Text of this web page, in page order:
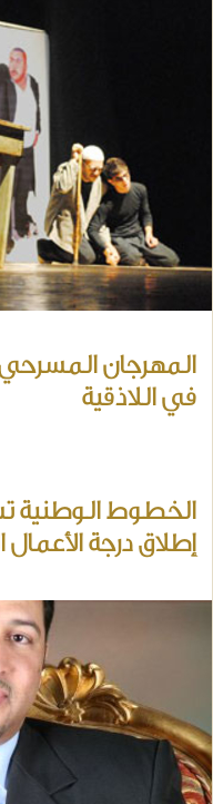
المهرجان المسرحي
في اللاذقية
الخطوط الوطنية
إطلاق درجة الأعمال